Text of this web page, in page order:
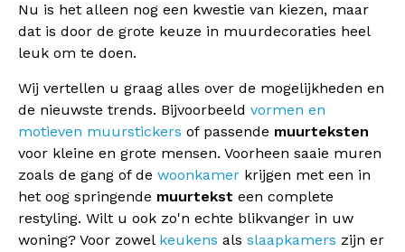
Nu is het alleen nog een kwestie van kiezen, maar
dat is door de grote keuze in muurdecoraties heel
leuk om te doen.
Wij vertellen u graag alles over de mogelijkheden en
de nieuwste trends. Bijvoorbeeld vormen en
motieven muurstickers of passende muurteksten
voor kleine en grote mensen. Voorheen saaie muren
zoals de gang of de woonkamer krijgen met een in
het oog springende muurtekst een complete
restyling. Wilt u ook zo'n echte blikvanger in uw
woning? Voor zowel keukens als slaapkamers zijn er